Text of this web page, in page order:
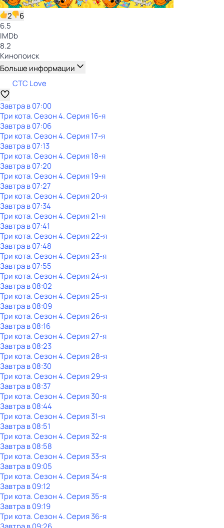
2
6
6.5
IMDb
8.2
Кинопоиск
Больше информации
СТС Love
Завтра в 07:00
Три кота. Сезон 4. Серия 16-я
Завтра в 07:06
Три кота. Сезон 4. Серия 17-я
Завтра в 07:13
Три кота. Сезон 4. Серия 18-я
Завтра в 07:20
Три кота. Сезон 4. Серия 19-я
Завтра в 07:27
Три кота. Сезон 4. Серия 20-я
Завтра в 07:34
Три кота. Сезон 4. Серия 21-я
Завтра в 07:41
Три кота. Сезон 4. Серия 22-я
Завтра в 07:48
Три кота. Сезон 4. Серия 23-я
Завтра в 07:55
Три кота. Сезон 4. Серия 24-я
Завтра в 08:02
Три кота. Сезон 4. Серия 25-я
Завтра в 08:09
Три кота. Сезон 4. Серия 26-я
Завтра в 08:16
Три кота. Сезон 4. Серия 27-я
Завтра в 08:23
Три кота. Сезон 4. Серия 28-я
Завтра в 08:30
Три кота. Сезон 4. Серия 29-я
Завтра в 08:37
Три кота. Сезон 4. Серия 30-я
Завтра в 08:44
Три кота. Сезон 4. Серия 31-я
Завтра в 08:51
Три кота. Сезон 4. Серия 32-я
Завтра в 08:58
Три кота. Сезон 4. Серия 33-я
Завтра в 09:05
Три кота. Сезон 4. Серия 34-я
Завтра в 09:12
Три кота. Сезон 4. Серия 35-я
Завтра в 09:19
Три кота. Сезон 4. Серия 36-я